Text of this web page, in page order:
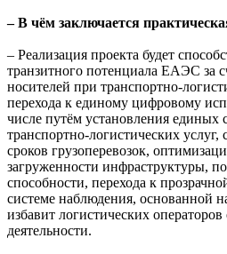
– В чём заключается
– Реализация проекта будет
транзитного потенциала ЕАЭС за
носителей при транспортно-
перехода к единому цифровому
числе путём установления единых
транспортно-логистических
сроков грузоперевозок,
загруженности инфраструктуры,
способности, перехода к
системе наблюдения, основанной
избавит логистических
деятельности.